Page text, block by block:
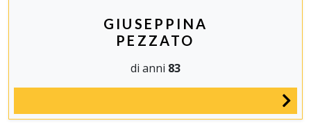
GIUSEPPINA
PEZZATO
di anni 83